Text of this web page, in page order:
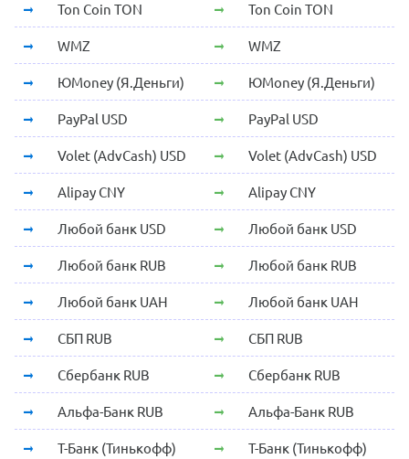
Ton Coin TON Ton Coin TON
WMZ WMZ
ЮMoney (Я.Деньги) ЮMoney (Я.Деньги)
PayPal USD PayPal USD
Volet (AdvCash) USD Volet (AdvCash) USD
Alipay CNY Alipay CNY
Любой банк USD Любой банк USD
Любой банк RUB Любой банк RUB
Любой банк UAH Любой банк UAH
СБП RUB СБП RUB
Сбербанк RUB Сбербанк RUB
Альфа-Банк RUB Альфа-Банк RUB
Т-Банк (Тинькофф)
Т-Банк (Тинькофф)